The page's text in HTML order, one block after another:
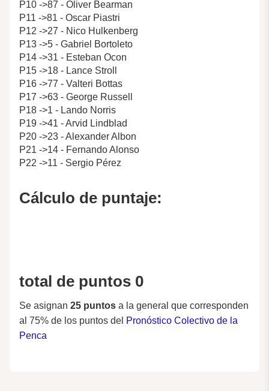
P10 ->87 - Oliver Bearman
P11 ->81 - Oscar Piastri
P12 ->27 - Nico Hulkenberg
P13 ->5 - Gabriel Bortoleto
P14 ->31 - Esteban Ocon
P15 ->18 - Lance Stroll
P16 ->77 - Valteri Bottas
P17 ->63 - George Russell
P18 ->1 - Lando Norris
P19 ->41 - Arvid Lindblad
P20 ->23 - Alexander Albon
P21 ->14 - Fernando Alonso
P22 ->11 - Sergio Pérez
Cálculo de puntaje:
total de puntos 0
Se asignan 25 puntos a la general que corresponden
al 75% de los puntos del Pronóstico Colectivo de la
Penca